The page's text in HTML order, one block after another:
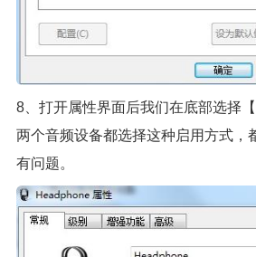
8、打开属性界面后我们在底部选择
两个音频设备都选择这种启用方式，
有问题。